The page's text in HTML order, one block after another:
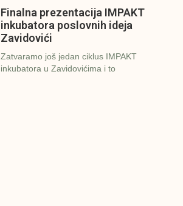
Finalna prezentacija IMPAKT
inkubatora poslovnih ideja
Zavidovići
Zatvaramo još jedan ciklus IMPAKT
inkubatora u Zavidovićima i to